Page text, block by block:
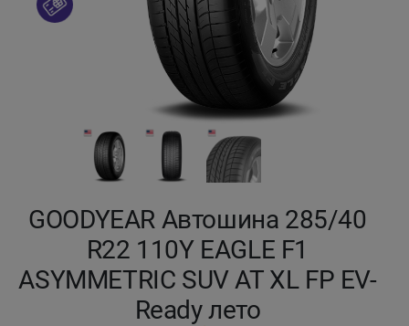
GOODYEAR Автошина 285/40
R22 110Y EAGLE F1
ASYMMETRIC SUV AT XL FP EV-
Ready лето
Кызылорда
Петропавловск